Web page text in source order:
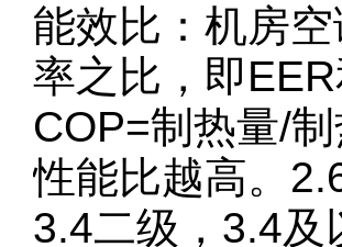
能效比：机房
率之比，即
COP=制热量/
性能比越高。
3.4二级，3.4及